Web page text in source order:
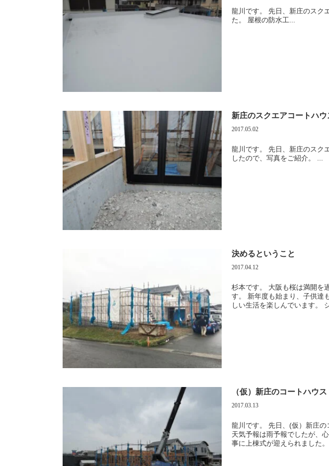
龍川です。 先日、新庄のスクエアコートハウスの現場に行ってきまし
た。 屋根の防水工...
新庄のスクエアコートハ
2017.05.02
龍川です。 先日、新庄のスクエアコートハウスの現場監理に行ってきま
したので、写真をご紹介。 ...
決めるということ
2017.04.12
杉本です。 大阪も桜は満開を
す。 新年度も始まり、子供達
（仮）新庄のコートハウ
2017.03.13
龍川です。 先日、(仮）新庄のコートハウスの上棟式に参加しました！
天気予報は雨予報でしたが、